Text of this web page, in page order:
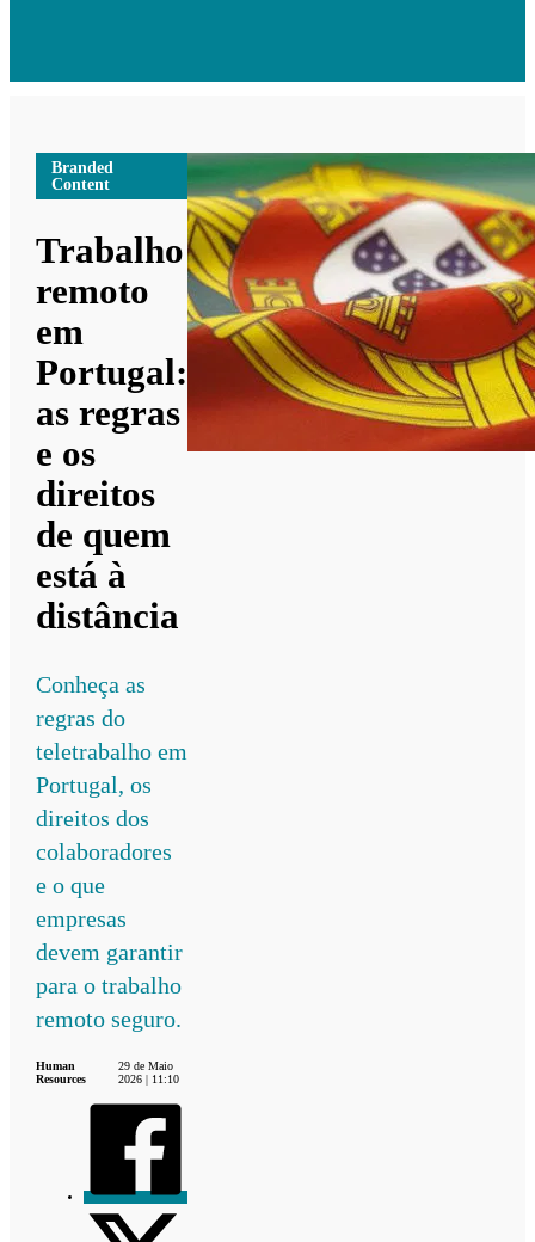
Branded
Content
Trabalho
remoto
em
Portugal:
as regras
e os
direitos
de quem
está à
distância
Conheça as
regras do
teletrabalho em
Portugal, os
direitos dos
colaboradores
e o que
empresas
devem garantir
para o trabalho
remoto seguro.
Human
Resources
29 de Maio
2026 | 11:10